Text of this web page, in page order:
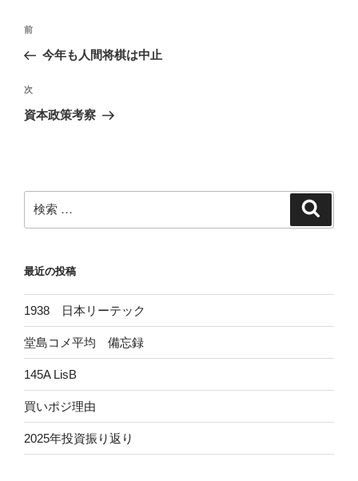
投
ナ
ビ
ゲ
ン
過
去
投
稿
前
今年も人間将棋は中止
次
の
次
資本政策考察
索:
最近の投稿
1938 日本リーテック
堂島コメ平均 備忘録
145A LisB
買いポジ理由
2025年投資振り返り